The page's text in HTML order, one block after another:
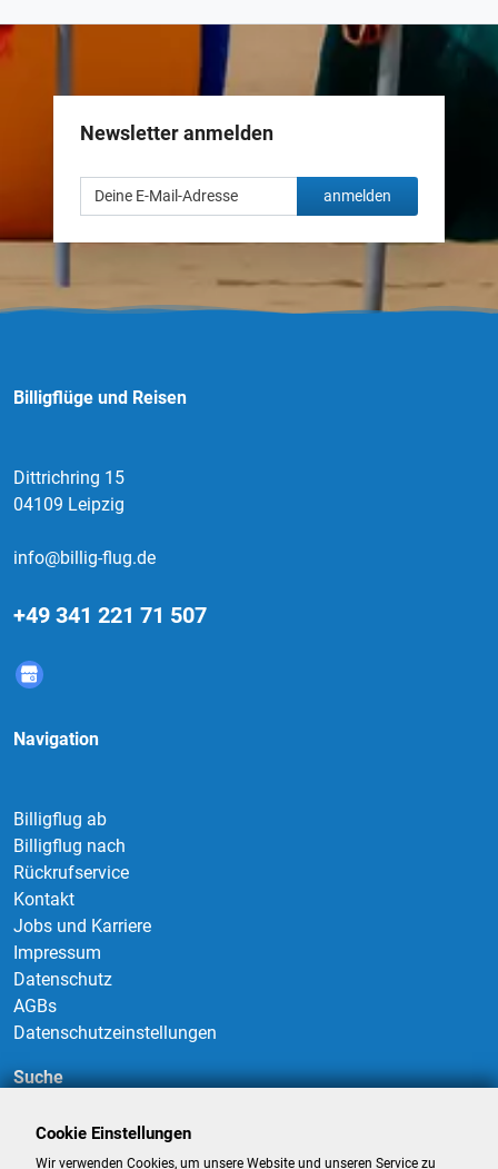
Newsletter anmelden
anmelden
Billigflüge und Reisen
Dittrichring 15
04109 Leipzig
info@billig-flug.de
+49 341 221 71 507
Navigation
Billigflug ab
Billigflug nach
Rückrufservice
Kontakt
Jobs und Karriere
Impressum
Datenschutz
AGBs
Datenschutzeinstellungen
Suche
Cookie Einstellungen
Wir verwenden Cookies, um unsere Website und unseren Service zu